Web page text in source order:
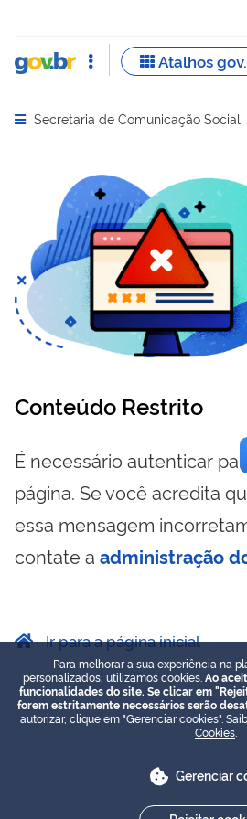
Abrir menu principal de
Secretaria de Comunicação Social
Conteúdo Restrito
É necessário autenticar
página. Se você acredita
essa mensagem
contate a administração
Ir para a página inicial
Para melhorar a sua experiência na
personalizados, utilizamos cookies. Ao
funcionalidades do site. Se clicar em
forem estritamente necessários serão
autorizar, clique em "Gerenciar cookies".
Cookies
Gerenciar